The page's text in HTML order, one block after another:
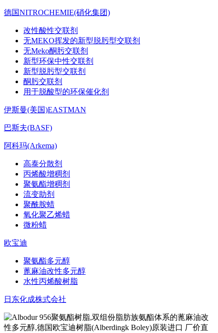
德国NITROCHEMIE(硝化集团)
改性酸性交联剂
无MEKO挥发的新型脱肟型交联剂
无Meko酮肟交联剂
新型环保中性交联剂
新型脱肟型交联剂
酮肟交联剂
用于脱酸型的环保催化剂
伊斯曼(美国)EASTMAN
巴斯夫(BASF)
阿科玛(Arkema)
高泰分散剂
丙烯酸增稠剂
聚氨酯增稠剂
流变助剂
聚酰胺蜡
氧化聚乙烯蜡
微粉蜡
欧宝迪
聚氨酯多元醇
蓖麻油改性多元醇
水性丙烯酸树脂
日东化成株式会社